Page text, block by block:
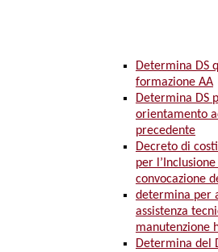
Determina DS
formazione AA
Determina DS
orientamento
precedente
Decreto di
per
convocazione
determina per
assistenza
manutenzione
Determina del